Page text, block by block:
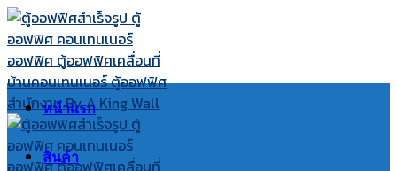
Skip
to
content
หน้าแรก
สินค้า